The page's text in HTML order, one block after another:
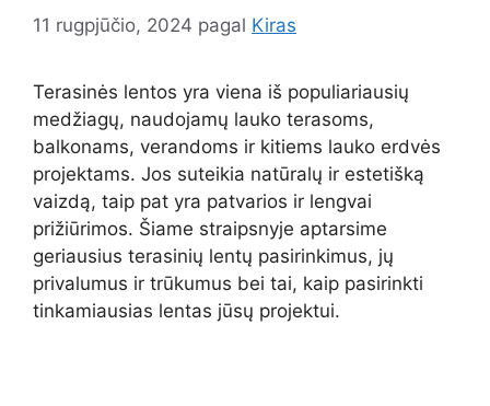
11 rugpjūčio, 2024 pagal Kiras
Terasinės lentos yra viena iš populiariausių
medžiagų, naudojamų lauko terasoms,
balkonams, verandoms ir kitiems lauko erdvės
projektams. Jos suteikia natūralų ir estetišką
vaizdą, taip pat yra patvarios ir lengvai
prižiūrimos. Šiame straipsnyje aptarsime
geriausius terasinių lentų pasirinkimus, jų
privalumus ir trūkumus bei tai, kaip pasirinkti
tinkamiausias lentas jūsų projektui.